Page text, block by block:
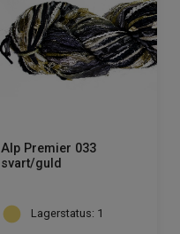
Alp Premier 033
svart/guld
Lagerstatus: 1